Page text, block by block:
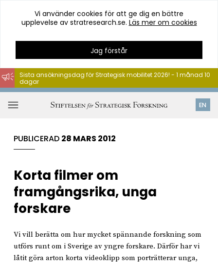
Hoppa
till
innehåll
Vi använder cookies för att ge dig en bättre
upplevelse av stratresearch.se. Läs mer om cookies
Jag förstår
EN
Sista ansökningsdag för Strategisk mobilitet 2026! - 1 månad 10
dagar
PUBLICERAD 28 MARS 2012
Korta filmer om
framgångsrika, unga
forskare
Vi vill berätta om hur mycket spännande forskning som
utförs runt om i Sverige av yngre forskare. Därför har vi
låtit göra arton korta videoklipp som porträtterar unga,